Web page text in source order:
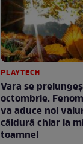
PLAYTECH
Vara se
octombrie.
va aduce noi
căldură chiar la
toamnei